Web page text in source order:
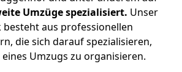
Umzüge spezialisiert. Unser
besteht aus professionellen
die sich darauf spezialisieren,
Umzugs zu organisieren.